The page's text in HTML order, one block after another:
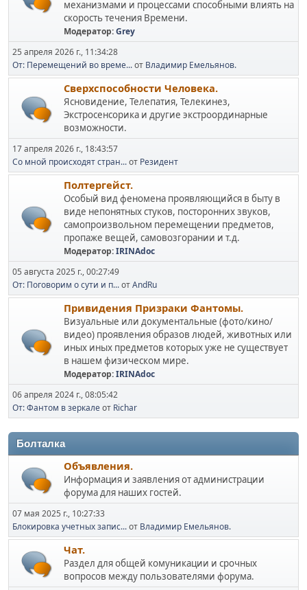
механизмами и процессами способными влиять на
скорость течения Времени.
Модератор:Grey
25 апреля 2026 г., 11:34:28
От: Перемещений во време...от Владимир Емельянов.
Сверхспособности Человека.
Ясновидение, Телепатия, Телекинез,
Экстросенсорика и другие экстроординарные
возможности.
17 апреля 2026 г., 18:43:57
Со мной происходят стран...от Резидент
Полтергейст.
Особый вид феномена проявляющийся в быту в
виде непонятных стуков, посторонних звуков,
самопроизвольном перемещении предметов,
пропаже вещей, самовозгорании и т.д.
Модератор:IRINAdoc
05 августа 2025 г., 00:27:49
От: Поговорим о сути и п...отAndRu
Привидения Призраки Фантомы.
Визуальные или документальные (фото/кино/
видео) проявления образов людей, животных или
иных иных предметов которых уже не существует
в нашем физическом мире.
Модератор:IRINAdoc
06 апреля 2024 г., 08:05:42
От: Фантом в зеркалеот Richar
Болталка
Объявления.
Информация и заявления от администрации
форума для наших гостей.
07 мая 2025 г., 10:27:33
Блокировка учетных запис...от Владимир Емельянов.
Чат.
Раздел для общей комуникации и срочных
вопросов между пользователями форума.